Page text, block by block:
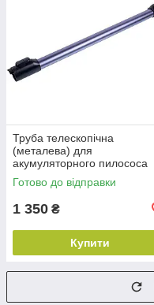
Труба телескопічна
(металева) для
акумуляторного пилососа
Samsung DJ97-03120C
Готово до відправки
1 350 ₴
Купити